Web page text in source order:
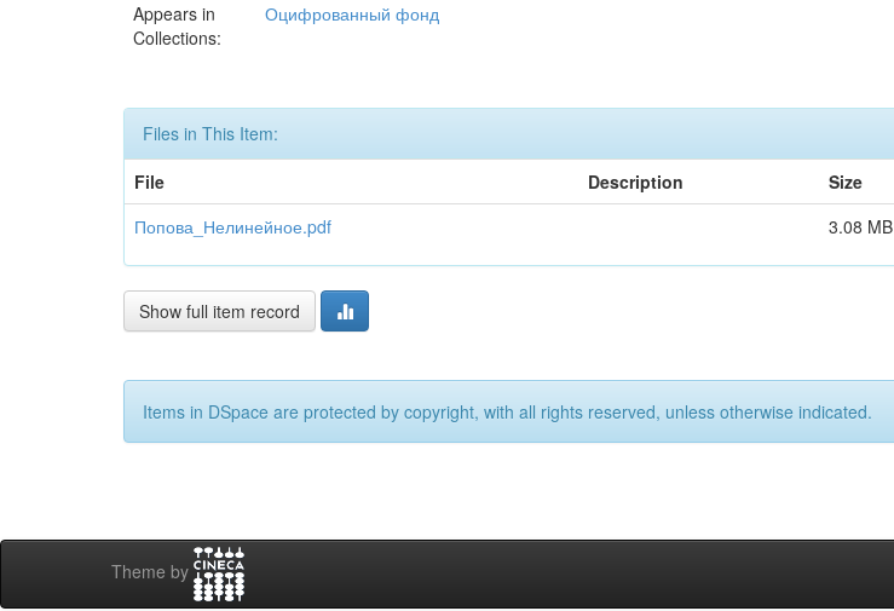
Appears in
Collections:
Оцифрованный фонд
Files in This Item:
File
Description Size
Попова_Нелинейное.pdf
3.08 MB
Show full item record
Items in DSpace are protected by copyright, with all rights reserved, unless otherwise indicated.
Theme by